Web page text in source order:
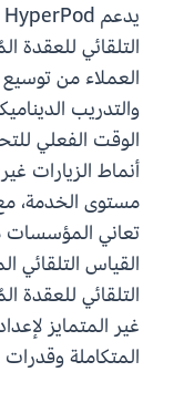
العملاء من توسيع
والتدريب
الوقت الفعلي
أنماط الزيارات
مستوى الخدمة،
تعاني المؤسسات
القياس التلقائي
المتكاملة